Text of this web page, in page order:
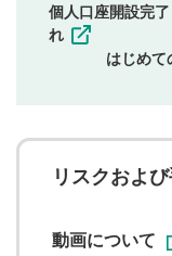
その他当
一度投稿した評
ことを承諾した
に関する著作者
用者が投稿した
ることがありま
個人口座開設完
れ
はじめて
リスクおよ
動画について